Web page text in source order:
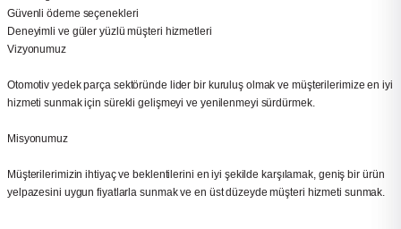
Parça
Sedan
Parça
Güvenli ödeme seçenekleri
Deneyimli ve güler yüzlü müşteri hizmetleri
Vizyonumuz
Otomotiv yedek parça sektöründe lider bir kuruluş olmak ve müşterilerimize en iyi
hizmeti sunmak için sürekli gelişmeyi ve yenilenmeyi sürdürmek.
Misyonumuz
Müşterilerimizin ihtiyaç ve beklentilerini en iyi şekilde karşılamak, geniş bir ürün
yelpazesini uygun fiyatlarla sunmak ve en üst düzeyde müşteri hizmeti sunmak.